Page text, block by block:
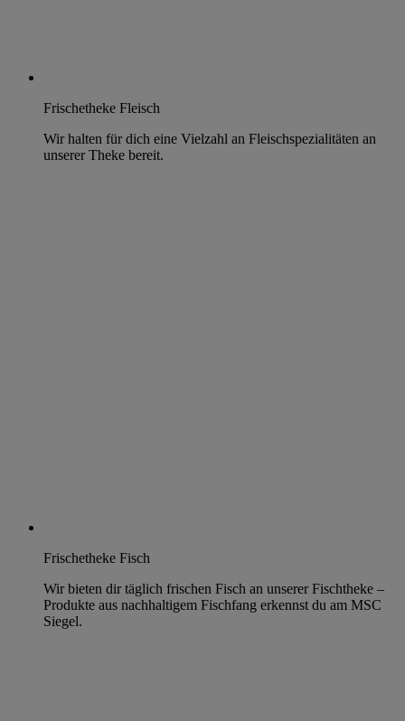
Frischetheke Fleisch
Wir halten für dich eine Vielzahl an Fleischspezialitäten an
unserer Theke bereit.
Frischetheke Fisch
Wir bieten dir täglich frischen Fisch an unserer Fischtheke –
Produkte aus nachhaltigem Fischfang erkennst du am MSC
Siegel.